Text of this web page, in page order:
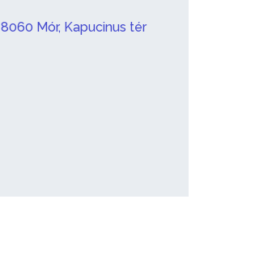
8060 Mór, Kapucinus tér